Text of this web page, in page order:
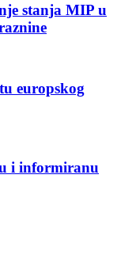
stanja MIP u
europskog
i informiranu